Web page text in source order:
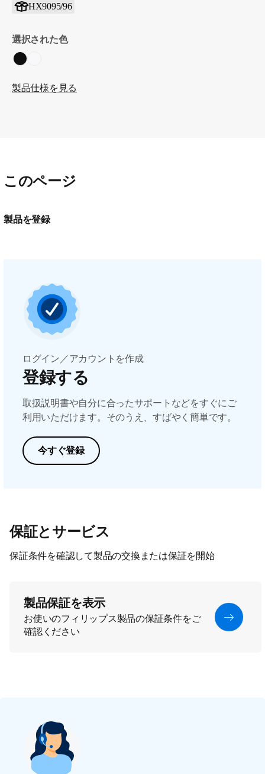
HX9095/96
選択された色
製品仕様を見る
このページ
製品を登録
ログイン／アカウントを作成
登録する
取扱説明書や自分に合ったサポートなどをすぐにご
利用いただけます。そのうえ、すばやく簡単です。
今すぐ登録
保証とサービス
保証条件を確認して製品の交換または保証を開始
製品保証を表示
お使いのフィリップス製品の保証条件をご
確認ください